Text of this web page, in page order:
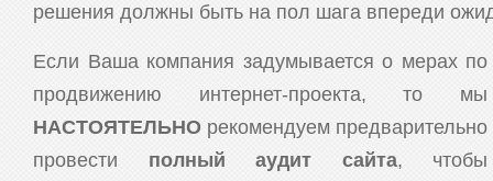
решения должны быть на пол шага впереди
Если Ваша компания задумывается о мерах по
продвижению интернет-проекта, то мы
НАСТОЯТЕЛЬНО рекомендуем предварительно
провести полный аудит сайта, чтобы